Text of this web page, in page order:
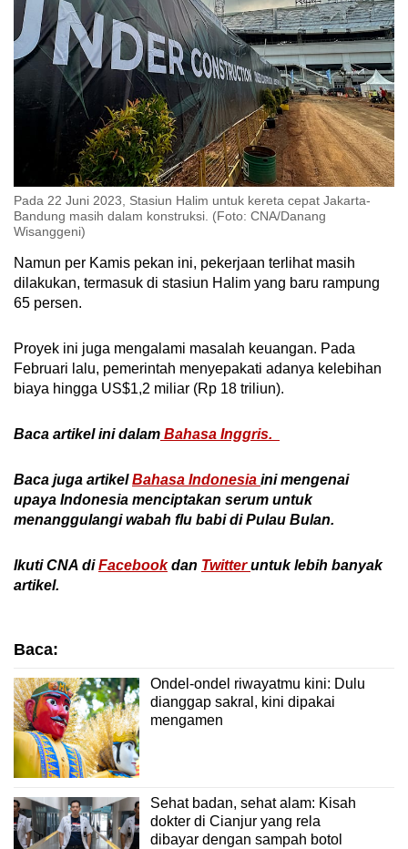
Pada 22 Juni 2023, Stasiun Halim untuk kereta cepat Jakarta-
Bandung masih dalam konstruksi. (Foto: CNA/Danang
Wisanggeni)
Namun per Kamis pekan ini, pekerjaan terlihat masih
dilakukan, termasuk di stasiun Halim yang baru rampung
65 persen.
Proyek ini juga mengalami masalah keuangan. Pada
Februari lalu, pemerintah menyepakati adanya kelebihan
biaya hingga US$1,2 miliar (Rp 18 triliun).
Baca artikel ini dalam Bahasa Inggris.
Baca juga artikelBahasa Indonesia ini mengenai
upaya Indonesia menciptakan serum untuk
menanggulangi wabah flu babi di Pulau Bulan.
Ikuti CNA diFacebookdan Twitteruntuk lebih banyak
artikel.
Baca:
Ondel-ondel riwayatmu kini: Dulu
dianggap sakral, kini dipakai
mengamen
Sehat badan, sehat alam: Kisah
dokter di Cianjur yang rela
dibayar dengan sampah botol